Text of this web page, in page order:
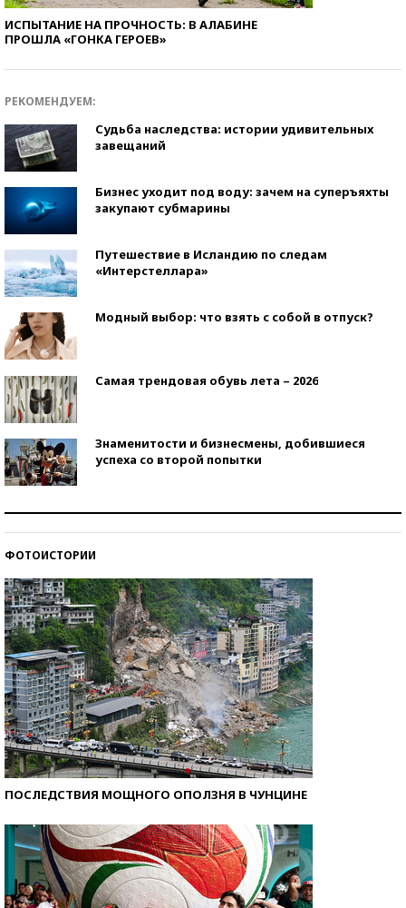
ИСПЫТАНИЕ НА ПРОЧНОСТЬ: В АЛАБИНЕ
ПРОШЛА «ГОНКА ГЕРОЕВ»
РЕКОМЕНДУЕМ:
Судьба наследства: истории удивительных
завещаний
Бизнес уходит под воду: зачем на суперъяхты
закупают субмарины
Путешествие в Исландию по следам
«Интерстеллара»
Модный выбор: что взять с собой в отпуск?
Самая трендовая обувь лета – 2026
Знаменитости и бизнесмены, добившиеся
успеха со второй попытки
ФОТОИСТОРИИ
ПОСЛЕДСТВИЯ МОЩНОГО ОПОЛЗНЯ В ЧУНЦИНЕ